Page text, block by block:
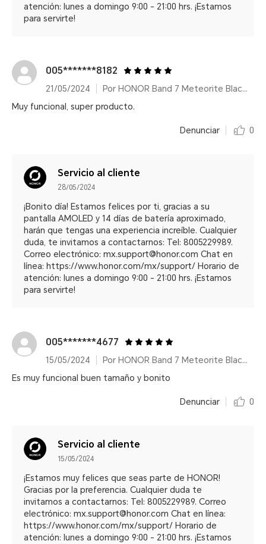
atención: lunes a domingo 9:00 - 21:00 hrs. ¡Estamos
para servirte!
005*******8182
21/05/2024
Por HONOR Band 7 Meteorite Black/14 días de duración de batería
Muy funcional, super producto.
Denunciar 0
Servicio al cliente
28/05/2024
¡Bonito día! Estamos felices por ti, gracias a su
pantalla AMOLED y 14 días de batería aproximado,
harán que tengas una experiencia increíble. Cualquier
duda, te invitamos a contactarnos: Tel: 8005229989.
Correo electrónico: mx.support@honor.com Chat en
línea: https://www.honor.com/mx/support/ Horario de
atención: lunes a domingo 9:00 - 21:00 hrs. ¡Estamos
para servirte!
005*******4677
15/05/2024
Por HONOR Band 7 Meteorite Black/14 días de duración de batería
Es muy funcional buen tamaño y bonito
Denunciar 0
Servicio al cliente
15/05/2024
¡Estamos muy felices que seas parte de HONOR!
Gracias por la preferencia. Cualquier duda te
invitamos a contactarnos: Tel: 8005229989. Correo
electrónico: mx.support@honor.com Chat en línea:
https://www.honor.com/mx/support/ Horario de
atención: lunes a domingo 9:00 - 21:00 hrs. ¡Estamos